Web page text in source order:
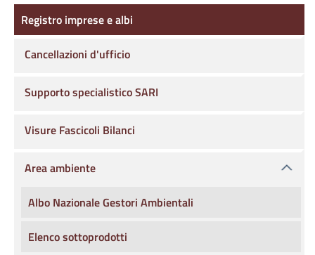
Registro imprese e albi
Registro imprese e albi
Cancellazioni d'ufficio
Supporto specialistico SARI
Visure Fascicoli Bilanci
Area ambiente
Albo Nazionale Gestori Ambientali
Elenco sottoprodotti